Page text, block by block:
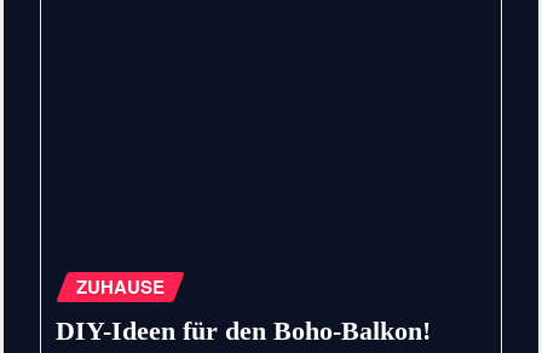
ZUHAUSE
DIY-Ideen für den Boho-Balkon!